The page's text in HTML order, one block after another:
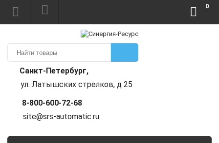
Санкт-Петербург,
ул. Латышских стрелков, д 25
8-800-600-72-68
site@srs-automatic.ru
0